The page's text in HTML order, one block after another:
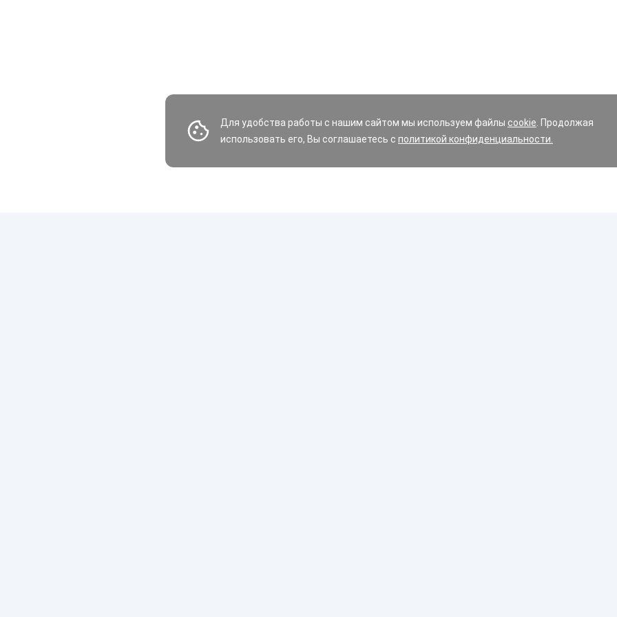
Для удобства работы с нашим сайтом мы используем файлы cookie . Продолжая
использовать его, Вы соглашаетесь с политикой конфиденциальности.